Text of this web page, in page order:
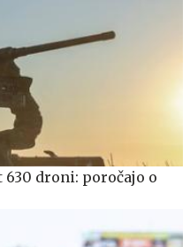
630 droni: poročajo o